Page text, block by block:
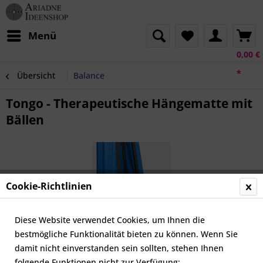
Menü
0,00 €
*
Übersicht Balance
Tongo - Therapeutische Hängematte mit
Bällen
Cookie-Richtlinien
Diese Website verwendet Cookies, um Ihnen die
bestmögliche Funktionalität bieten zu können. Wenn Sie
damit nicht einverstanden sein sollten, stehen Ihnen